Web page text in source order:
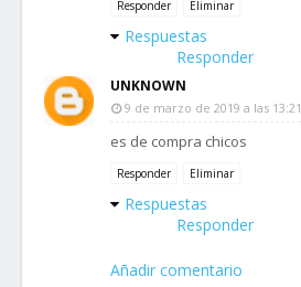
Responder Eliminar
Respuestas
Responder
UNKNOWN
9 de marzo de 2019 a las 13:21
es de compra chicos
Responder Eliminar
Respuestas
Responder
Añadir comentario